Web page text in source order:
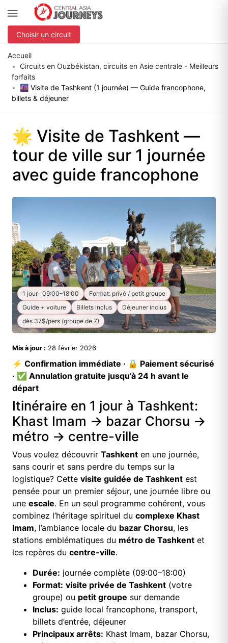
Choisir un circuit
Accueil
Circuits en Ouzbékistan, circuits en Asie centrale - Meilleurs
forfaits
🌆 Visite de Tashkent (1 journée) — Guide francophone,
billets & déjeuner
🌟 Visite de Tashkent —
tour de ville sur 1 journée
avec guide francophone
1 jour · 09:00–18:00
Format: privé / petit groupe
Guide + voiture
Billets inclus
Déjeuner inclus
dès 37$/pers (groupe de 7)
Mis à jour : 28 février 2026
⚡ Confirmation immédiate · 🔒 Paiement sécurisé
· ✅ Annulation gratuite jusqu’à 24 h avant le
départ
Itinéraire en 1 jour à Tashkent:
Khast Imam → bazar Chorsu →
métro → centre-ville
Vous voulez découvrir Tashkent en une journée,
sans courir et sans perdre du temps sur la
logistique? Cette visite guidée de Tashkent est
pensée pour un premier séjour, une journée libre ou
une escale. En un seul programme cohérent, vous
combinez l’héritage spirituel du complexe Khast
Imam, l’ambiance locale du bazar Chorsu, les
stations emblématiques du métro de Tashkent et
les repères du centre-ville.
Durée: journée complète (09:00–18:00)
Format: visite privée de Tashkent (votre
groupe) ou petit groupe sur demande
Inclus: guide local francophone, transport,
billets d’entrée, déjeuner
Principaux arrêts: Khast Imam, bazar Chorsu,